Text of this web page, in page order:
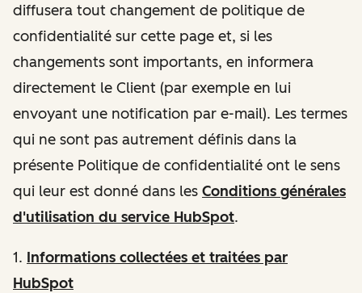
diffusera tout changement de politique de
confidentialité sur cette page et, si les
changements sont importants, en informera
directement le Client (par exemple en lui
envoyant une notification par e-mail). Les termes
qui ne sont pas autrement définis dans la
présente Politique de confidentialité ont le sens
qui leur est donné dans les Conditions générales
d'utilisation du service HubSpot.
1. Informations collectées et traitées par
HubSpot